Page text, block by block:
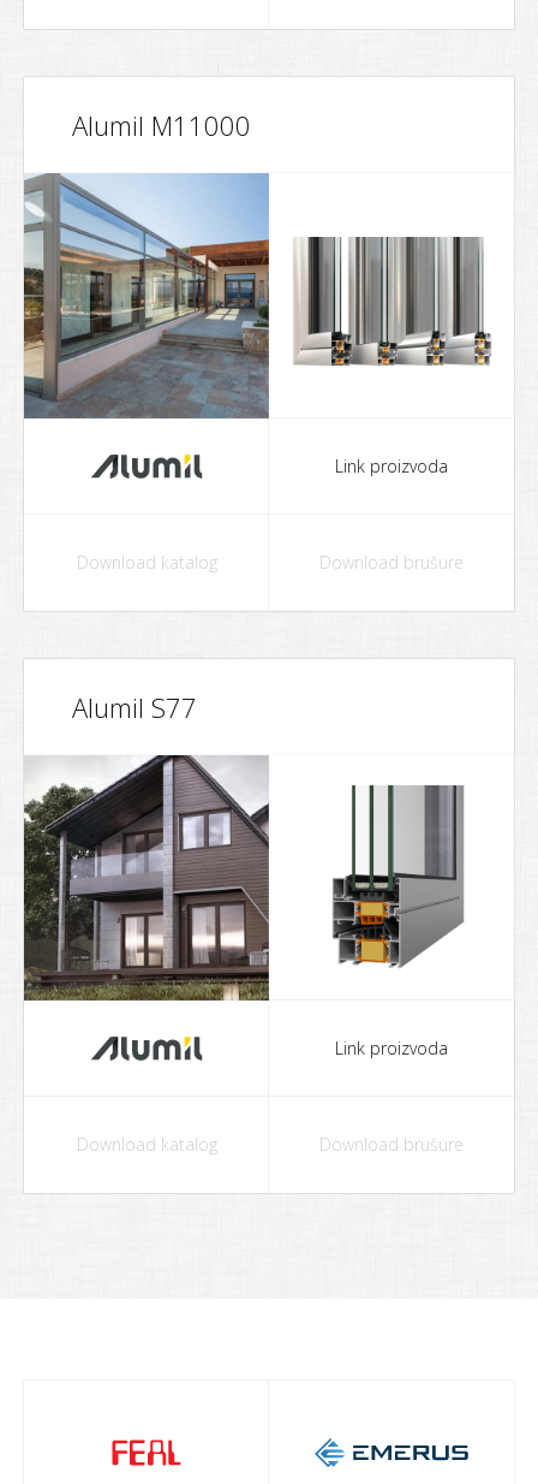
Alumil M11000
Link proizvoda
Download katalog Download brušure
Alumil S77
Link proizvoda
Download katalog Download brušure